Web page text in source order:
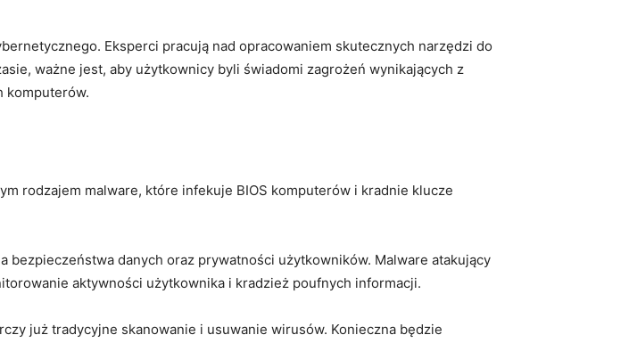
Eksperci pracują nad opracowaniem ⁣skutecznych narzędzi do
ważne⁢ jest, aby użytkownicy byli świadomi zagrożeń wynikających z
komputerów.
rodzajem malware, które infekuje​ BIOS komputerów i kradnie klucze
danych oraz prywatności użytkowników. Malware atakujący‍
aktywności użytkownika i kradzież‍ poufnych ⁢informacji.
już tradycyjne skanowanie i‍ usuwanie‌ wirusów. Konieczna będzie